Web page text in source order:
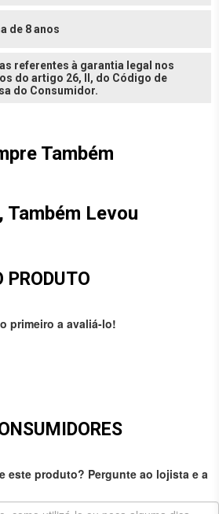
de 8 anos
referentes à garantia legal nos
do artigo 26, II, do Código de
do Consumidor.
Também
Também Levou
PRODUTO
primeiro a avaliá-lo!
este produto? Pergunte ao lojista e a